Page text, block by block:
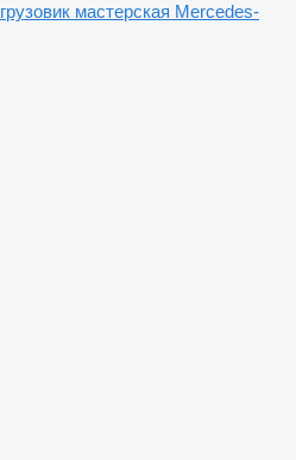
грузовик мастерская Mercedes-